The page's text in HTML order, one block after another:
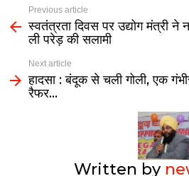
Previous article
स्वतंत्रता दिवस पर उद्योग मंत्री ने
ली परेड़ की सलामी
Next article
हादसा : बंदूक से चली गोली, एक
रैफर…
Written by